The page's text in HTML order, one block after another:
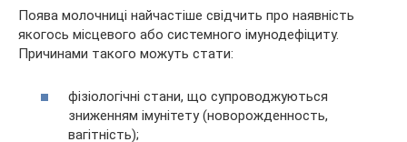
Поява молочниці найчастіше свідчить про наявність
якогось місцевого або системного імунодефіциту.
Причинами такого можуть стати:
фізіологічні стани, що супроводжуються
зниженням імунітету (новорожденность,
вагітність);